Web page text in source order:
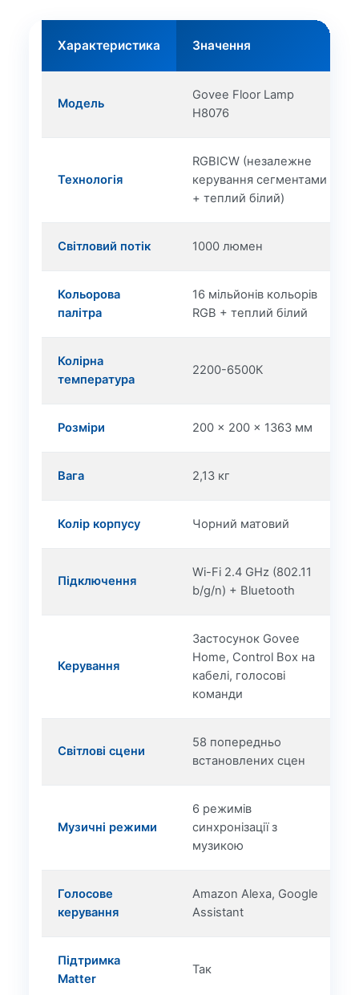
Характеристика Значення
Модель
Govee Floor Lamp
H8076
Технологія
RGBICW (незалежне
керування сегментами
+ теплий білий)
Світловий потік 1000 люмен
Кольорова
палітра
16 мільйонів кольорів
RGB + теплий білий
Колірна
температура
2200-6500К
Розміри 200 × 200 × 1363 мм
Вага 2,13 кг
Колір корпусу Чорний матовий
Підключення
Wi-Fi 2.4 GHz (802.11
b/g/n) + Bluetooth
Керування
Застосунок Govee
Home, Control Box на
кабелі, голосові
команди
Світлові сцени
58 попередньо
встановлених сцен
Музичні режими
6 режимів
синхронізації з
музикою
Голосове
керування
Amazon Alexa, Google
Assistant
Підтримка
Matter
Так